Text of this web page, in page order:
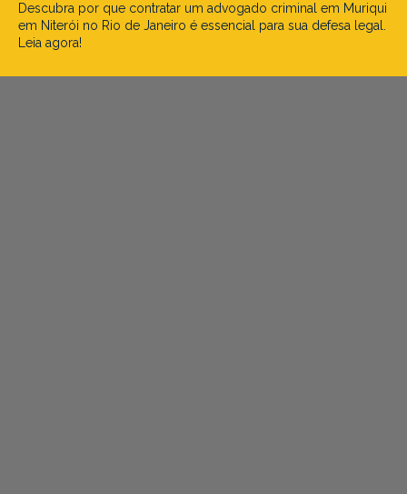
Descubra por que contratar um advogado criminal em Muriqui
em Niterói no Rio de Janeiro é essencial para sua defesa legal.
Leia agora!